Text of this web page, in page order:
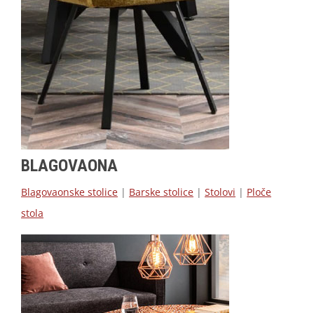
BLAGOVAONA
Blagovaonske stolice | Barske stolice | Stolovi | Ploče
stola